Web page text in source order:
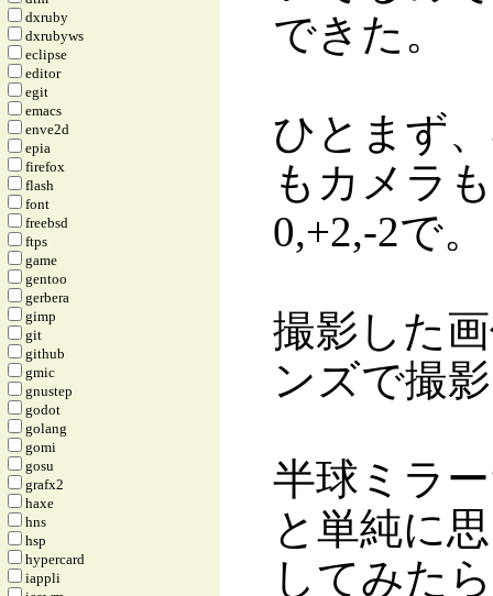
できた。
ひとまず
もカメラ
0,+2,-2で。
撮影した
ンズで撮
半球ミラ
と単純に
してみた
dxruby
dxrubyws
eclipse
editor
egit
emacs
enve2d
epia
firefox
flash
font
freebsd
ftps
game
gentoo
gerbera
gimp
git
github
gmic
gnustep
godot
golang
gomi
gosu
grafx2
haxe
hns
hsp
hypercard
iappli